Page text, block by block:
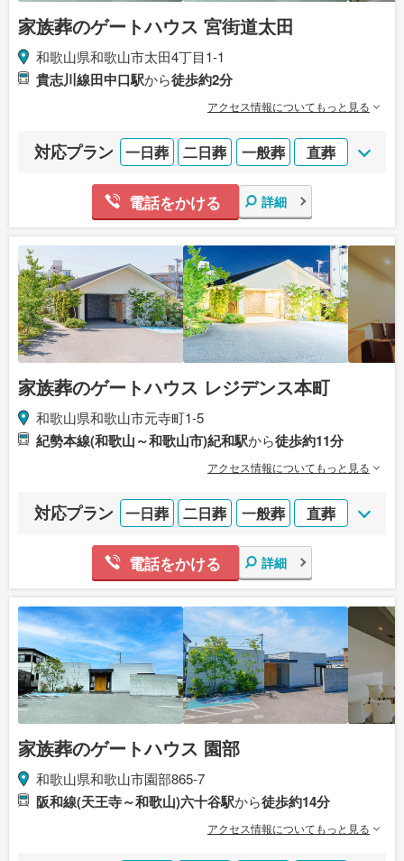
家族葬のゲートハウス 宮街道太田
和歌山県和歌山市太田4丁目1-1
貴志川線田中口駅から徒歩約2分
アクセス情報についてもっと見る
対応プラン 一日葬 二日葬 一般葬 直葬
電話をかける 詳細
家族葬のゲートハウス レジデンス本町
和歌山県和歌山市元寺町1-5
紀勢本線(和歌山～和歌山市)紀和駅から徒歩約11分
アクセス情報についてもっと見る
対応プラン 一日葬 二日葬 一般葬 直葬
電話をかける 詳細
家族葬のゲートハウス 園部
和歌山県和歌山市園部865-7
阪和線(天王寺～和歌山)六十谷駅から徒歩約14分
アクセス情報についてもっと見る